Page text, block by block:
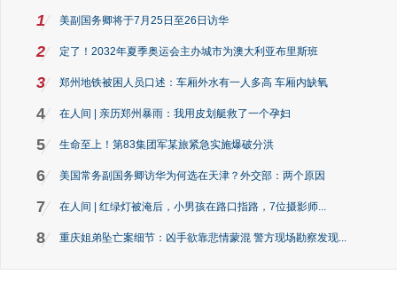
1 美副国务卿将于7月25日至26日访华
2 定了！2032年夏季奥运会主办城市为澳大利亚布里斯班
3 郑州地铁被困人员口述：车厢外水有一人多高 车厢内缺氧
4 在人间 | 亲历郑州暴雨：我用皮划艇救了一个孕妇
5 生命至上！第83集团军某旅紧急实施爆破分洪
6 美国常务副国务卿访华为何选在天津？外交部：两个原因
7 在人间 | 红绿灯被淹后，小男孩在路口指路，7位摄影师...
8 重庆姐弟坠亡案细节：凶手欲靠悲情蒙混 警方现场勘察发现...